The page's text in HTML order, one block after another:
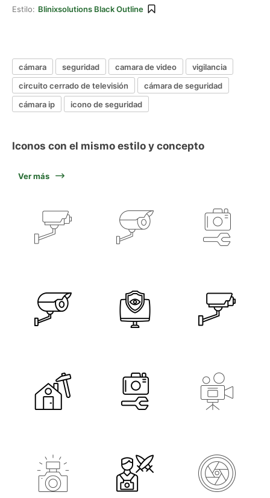
Estilo: Blinixsolutions Black Outline
cámara seguridad camara de video
vigilancia
circuito cerrado de televisión
cámara de seguridad
cámara ip
icono de seguridad
Iconos con el mismo estilo y concepto
Ver más